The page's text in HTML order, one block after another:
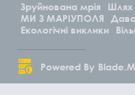
Зруйнована мрія
МИ З МАРІУПОЛЯ
Екологічні виклики
Powered By